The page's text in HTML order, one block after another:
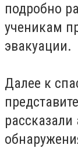
подробно
ученикам
эвакуации.
Далее к